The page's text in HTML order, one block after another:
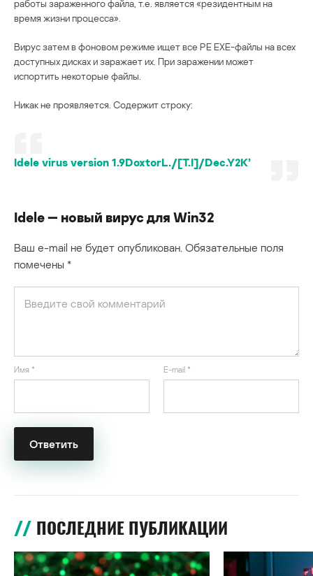
работы зараженного файла, т.е. является «резидентным на
время жизни процесса».
Вирус затем в фоновом режиме ищет все PE EXE-файлы на всех
доступных дисках и заражает их. При заражении может
испортить некоторые файлы.
Никак не проявляется. Содержит строку:
Idele virus version 1.9DoxtorL./[T.I]/Dec.Y2K’
Idele — новый вирус для Win32
Ваш e-mail не будет опубликован. Обязательные поля
помечены *
Имя * E-mail *
ПОСЛЕДНИЕ ПУБЛИКАЦИИ